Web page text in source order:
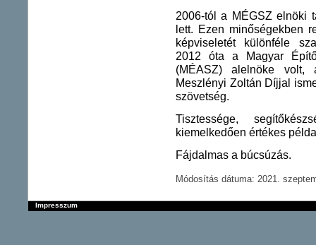
2006-tól a MÉGSZ elnöki
lett. Ezen minőségekben
képviseletét különféle
2012 óta a Magyar
(MÉASZ) alelnöke volt,
Meszlényi Zoltán Díjjal
szövetség.
Tisztessége,
kiemelkedően értékes
Fájdalmas a búcsúzás.
Módosítás dátuma: 2021.
Impresszum